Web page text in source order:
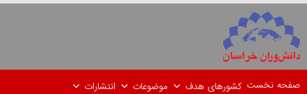
صفحه نخست کشورهای هدف موضوعات انتشارات